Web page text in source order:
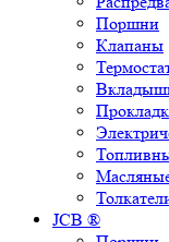
Поршни
Клапаны
JCB ®